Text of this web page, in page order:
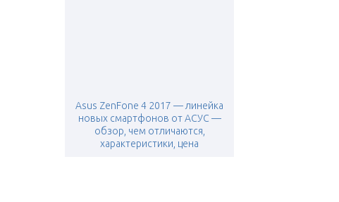
Asus ZenFone 4 2017 — линейка
новых смартфонов от АСУС —
обзор, чем отличаются,
характеристики, цена